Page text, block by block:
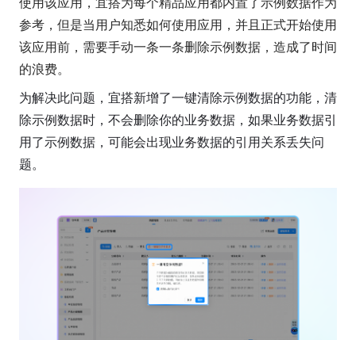
参考，但是当用户知悉如何使用应用，并且正式开始使用
该应用前，需要手动一条一条删除示例数据，造成了时间
的浪费。
为解决此问题，宜搭新增了一键清除示例数据的功能，清
除示例数据时，不会删除你的业务数据，如果业务数据引
用了示例数据，可能会出现业务数据的引用关系丢失问
题。